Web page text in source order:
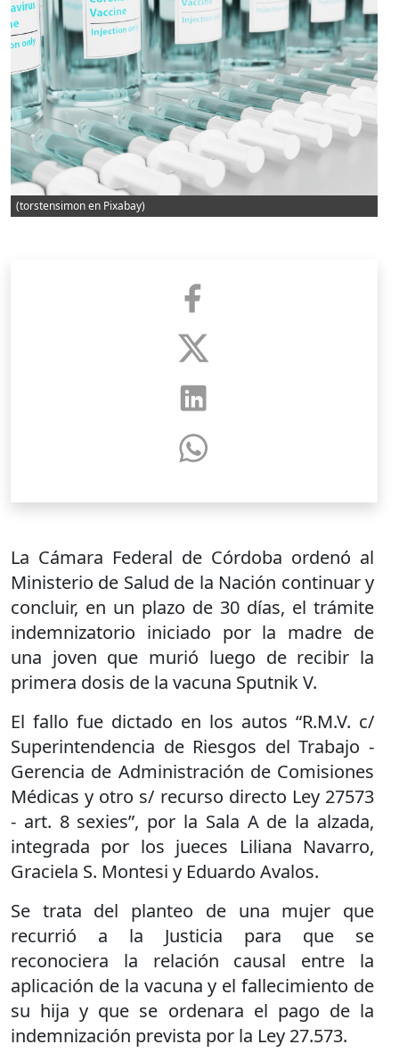
(torstensimon en Pixabay)
La Cámara Federal de Córdoba ordenó al
Ministerio de Salud de la Nación continuar y
concluir, en un plazo de 30 días, el trámite
indemnizatorio iniciado por la madre de
una joven que murió luego de recibir la
primera dosis de la vacuna Sputnik V.
El fallo fue dictado en los autos “R.M.V. c/
Superintendencia de Riesgos del Trabajo -
Gerencia de Administración de Comisiones
Médicas y otro s/ recurso directo Ley 27573
- art. 8 sexies”, por la Sala A de la alzada,
integrada por los jueces Liliana Navarro,
Graciela S. Montesi y Eduardo Avalos.
Se trata del planteo de una mujer que
recurrió a la Justicia para que se
reconociera la relación causal entre la
aplicación de la vacuna y el fallecimiento de
su hija y que se ordenara el pago de la
indemnización prevista por la Ley 27.573.